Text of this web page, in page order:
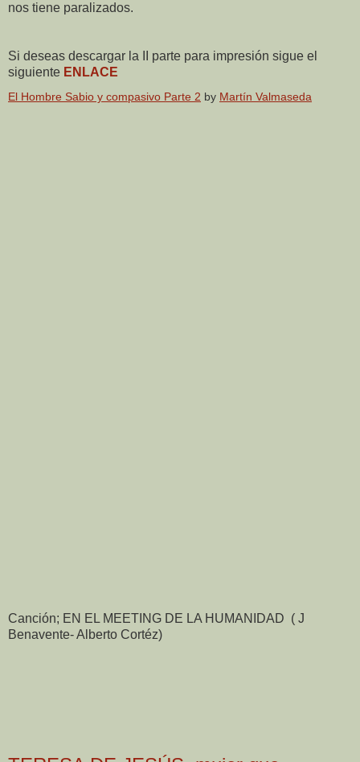
nos tiene paralizados.
Si deseas descargar la II parte para impresión sigue el
siguiente ENLACE
El Hombre Sabio y compasivo Parte 2 by Martín Valmaseda
Canción; EN EL MEETING DE LA HUMANIDAD ( J
Benavente- Alberto Cortéz)